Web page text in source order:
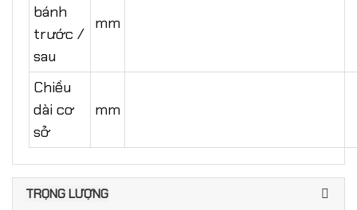
bánh
trước /
sau
mm
Chiều
dài cơ
sở
mm
TRỌNG LƯỢNG